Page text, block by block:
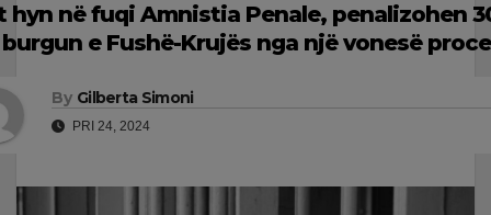
hyn në fuqi Amnistia Penale, penalizohen
e Fushë-Krujës nga një vonesë
By Gilberta Simoni
PRI 24, 2024